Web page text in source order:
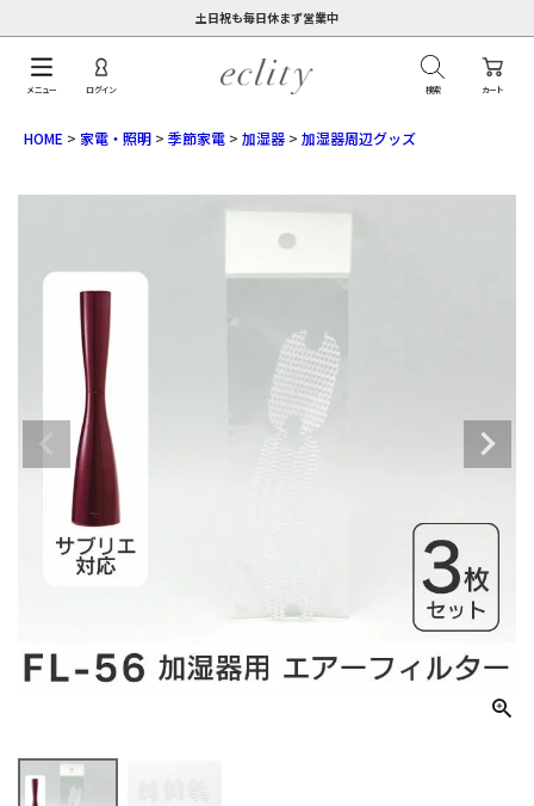
土日祝も毎日休まず営業中
カート
メニュー ログイン 検索
HOME 家電・照明 季節家電 加湿器 加湿器周辺グッズ